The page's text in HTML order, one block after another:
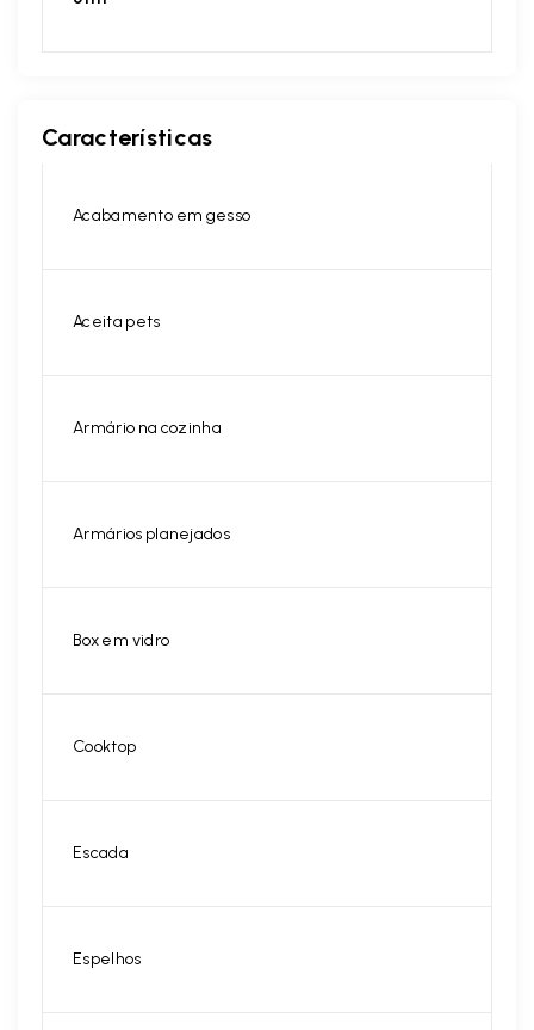
Características
Acabamento em gesso
Aceita pets
Armário na cozinha
Armários planejados
Box em vidro
Cooktop
Escada
Espelhos